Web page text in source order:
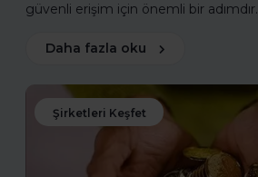
güvenli erişim için önemli bir adımdır.
Daha fazla oku
Şirketleri Keşfet